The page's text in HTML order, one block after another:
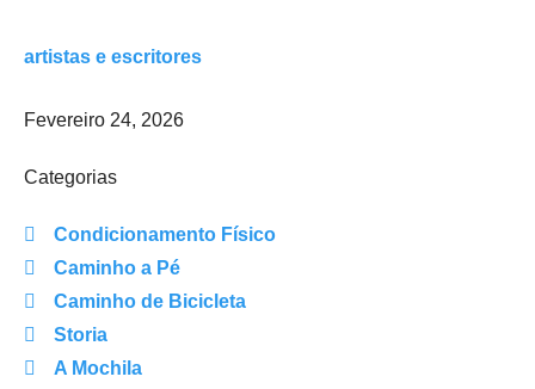
artistas e escritores
Fevereiro 24, 2026
Categorias
Condicionamento Físico
Caminho a Pé
Caminho de Bicicleta
Storia
A Mochila